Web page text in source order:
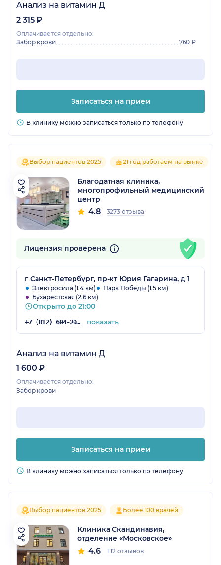
Анализ на витамин Д
2 315 ₽
Оплачивается отдельно:
Забор крови
760 ₽
Записаться на прием
В клинику можно записаться только по телефону
Выбор пациентов 2025 21 год работаем на рынке
Благодатная клиника,
многопрофильный медицинский
центр
4.8 3273 отзыва
Лицензия проверена
г Санкт-Петербург, пр-кт Юрия Гагарина, д 1
Электросила (1.4 км)
Парк Победы (1.5 км)
Бухарестская (2.6 км)
Открыто до 21:00
+7 (812) 604-20-51 показать
Анализ на витамин Д
1 600 ₽
Оплачивается отдельно:
Забор крови
Записаться на прием
В клинику можно записаться только по телефону
Выбор пациентов 2025 Более 100 врачей
Клиника Скандинавия,
отделение «Московское»
4.6 1112 отзывов